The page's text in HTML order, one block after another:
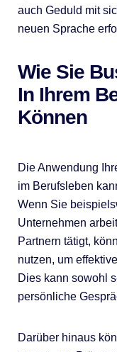
auch Geduld mit
neuen Sprache
Wie Sie
In Ihrem
Können
Die Anwendung
im Berufsleben
Wenn Sie
Unternehmen
Partnern tätigt,
nutzen, um
Dies kann sowohl
persönliche
Darüber hinaus